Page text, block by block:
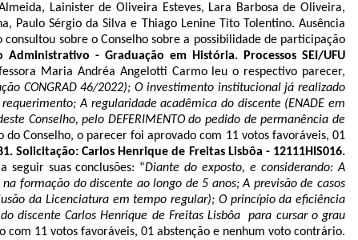
Lainister de Oliveira Esteves, Lara Barbosa de Oliveira,
Paulo Sérgio da Silva e Thiago Lenine Tito Tolentino. Ausência
sobre o Conselho sobre a possibilidade de participação
- Graduação em História. Processos SEI/UFU
Maria Andréa Angelotti Carmo leu o respectivo parecer,
CONGRAD 46/2022); O investimento institucional já realizado
A regularidade acadêmica do discente (ENADE em
Conselho, pelo DEFERIMENTO do pedido de permanência de
do Conselho, o parecer foi aprovado com 11 votos favoráveis, 01
Solicitação: Carlos Henrique de Freitas Lisbôa - 12111HIS016.
suas conclusões: “Diante do exposto, e considerando: A
formação do discente ao longo de 5 anos; A previsão de casos
da Licenciatura em tempo regular); O princípio da eficiência
discente Carlos Henrique de Freitas Lisbôa para cursar o grau
com 11 votos favoráveis, 01 abstenção e nenhum voto contrário.